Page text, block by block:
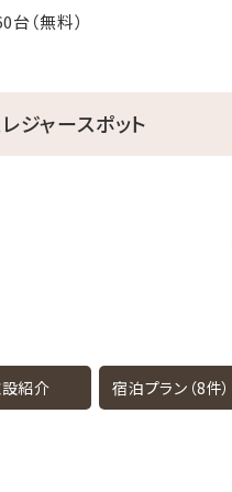
（無料）
ジャースポット
紹介 宿泊プラン（8件）